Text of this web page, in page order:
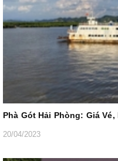
Phà Gót Hải Phòng: Giá
20/04/2023